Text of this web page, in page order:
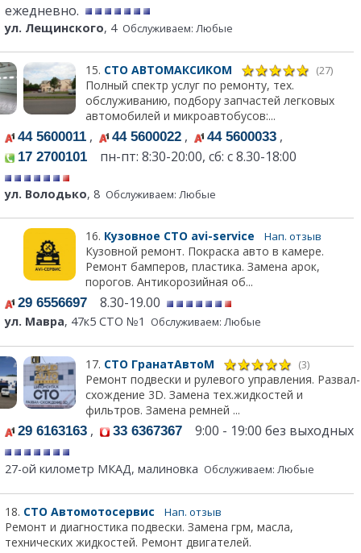
ежедневно.
ул. Лещинского, 4 Обслуживаем: Любые
15. СТО АВТОМАКСИКОМ (27)
Полный спектр услуг по ремонту, тех.
обслуживанию, подбору запчастей легковых
автомобилей и микроавтобусов:...
44 5600011 , 44 5600022 , 44 5600033 ,
17 2700101 пн-пт: 8:30-20:00, сб: с 8.30-18:00
ул. Володько, 8 Обслуживаем: Любые
16. Кузовное СТО avi-service Нап. отзыв
Кузовной ремонт. Покраска авто в камере.
Ремонт бамперов, пластика. Замена арок,
порогов. Антикорозийная об...
29 6556697 8.30-19.00
ул. Мавра, 47к5 СТО №1 Обслуживаем: Любые
17. СТО ГранатАвтоМ (3)
Ремонт подвески и рулевого управления. Развал-
схождение 3D. Замена тех.жидкостей и
фильтров. Замена ремней ...
29 6163163 , 33 6367367 9:00 - 19:00 без выходных
27-ой километр МКАД, малиновка Обслуживаем: Любые
18. СТО Автомотосервис Нап. отзыв
Ремонт и диагностика подвески. Замена грм, масла,
технических жидкостей. Ремонт двигателей.